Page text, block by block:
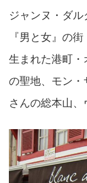
ジャンヌ・ダ
『男と女』の
生まれた港町・
の聖地、モン・
さんの総本山、